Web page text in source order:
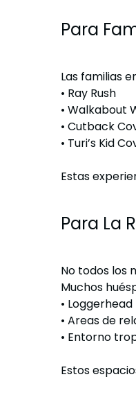
Para
Las familias
• Ray Rush
• Walkabout
• Cutback
• Turi’s Kid
Estas
Para La
No todos los
Muchos
• Loggerhead
• Areas de
• Entorno
Estos